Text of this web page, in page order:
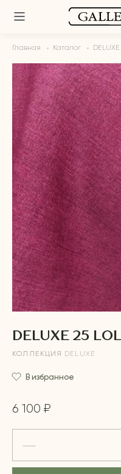
Главная Каталог DELUXE
DELUXE 25
КОЛЛЕКЦИЯ DELUXE
В избранное
6 100 ₽